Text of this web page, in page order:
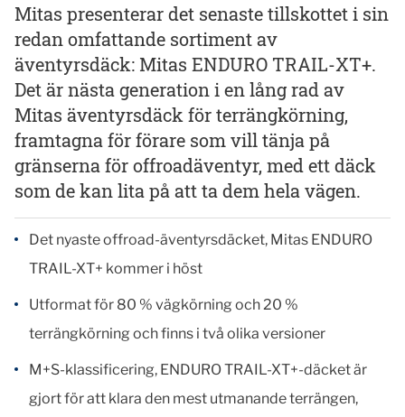
Mitas presenterar det senaste tillskottet i sin
redan omfattande sortiment av
äventyrsdäck: Mitas ENDURO TRAIL-XT+.
Det är nästa generation i en lång rad av
Mitas äventyrsdäck för terrängkörning,
framtagna för förare som vill tänja på
gränserna för offroadäventyr, med ett däck
som de kan lita på att ta dem hela vägen.
Det nyaste offroad-äventyrsdäcket, Mitas ENDURO
TRAIL-XT+ kommer i höst
Utformat för 80 % vägkörning och 20 %
terrängkörning och finns i två olika versioner
M+S-klassificering, ENDURO TRAIL-XT+-däcket är
gjort för att klara den mest utmanande terrängen,